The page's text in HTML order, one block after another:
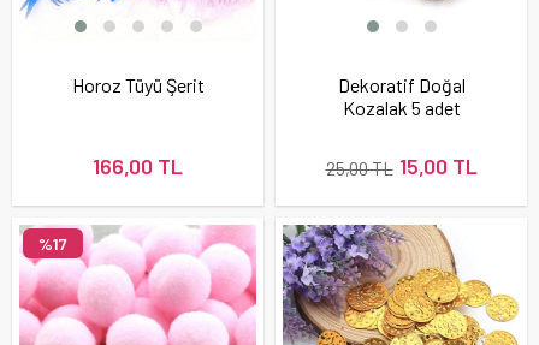
Horoz Tüyü Şerit
166,00 TL
Dekoratif Doğal
Kozalak 5 adet
15,00 TL
25,00 TL
%17